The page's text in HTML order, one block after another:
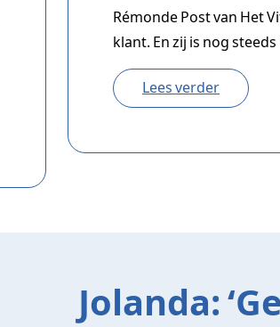
Rémonde Post van Het
klant. En zij is nog
Lees verder
Jolanda: